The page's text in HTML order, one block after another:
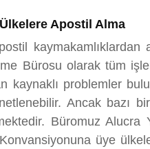
Apostil Alma
kaymakamlıklardan
Bürosu olarak tüm
kaynaklı problemler
Ancak bazı
Büromuz Alucra
üye